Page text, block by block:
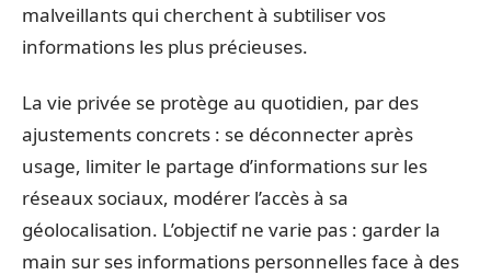
malveillants qui cherchent à subtiliser vos
informations les plus précieuses.
La vie privée se protège au quotidien, par des
ajustements concrets : se déconnecter après
usage, limiter le partage d’informations sur les
réseaux sociaux, modérer l’accès à sa
géolocalisation. L’objectif ne varie pas : garder la
main sur ses informations personnelles face à des